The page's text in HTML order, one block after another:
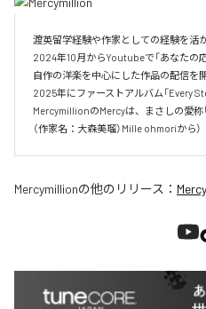
渡英留学経験や作家としての経験を活
2024年10月からYoutubeで「あなたの
自作の洋楽を中心にした作品の配信を
2025年にファーストアルバム「Every
MercymillionのMercyは、まさしの愛称
（作家名：大森美瑠）Mille ohmoriから）
Mercymillionの他のリリース：